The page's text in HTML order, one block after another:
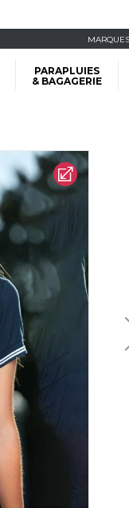
PARAPLUIES
& BAGAGERIE